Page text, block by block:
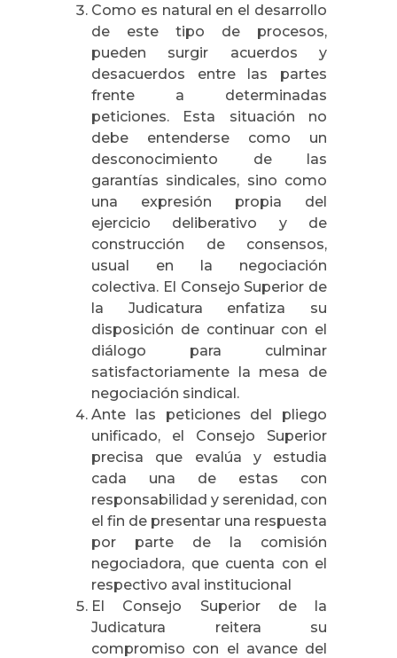
Como es natural en el desarrollo
de este tipo de procesos,
pueden surgir acuerdos y
desacuerdos entre las partes
frente a determinadas
peticiones. Esta situación no
debe entenderse como un
desconocimiento de las
garantías sindicales, sino como
una expresión propia del
ejercicio deliberativo y de
construcción de consensos,
usual en la negociación
colectiva. El Consejo Superior de
la Judicatura enfatiza su
disposición de continuar con el
diálogo para culminar
satisfactoriamente la mesa de
negociación sindical.
Ante las peticiones del pliego
unificado, el Consejo Superior
precisa que evalúa y estudia
cada una de estas con
responsabilidad y serenidad, con
el fin de presentar una respuesta
por parte de la comisión
negociadora, que cuenta con el
respectivo aval institucional
El Consejo Superior de la
Judicatura reitera su
compromiso con el avance del